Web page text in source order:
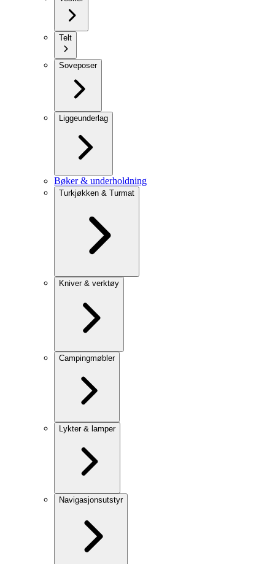
Telt
Soveposer
Liggeunderlag
Bøker & underholdning
Turkjøkken & Turmat
Kniver & verktøy
Campingmøbler
Lykter & lamper
Navigasjonsutstyr